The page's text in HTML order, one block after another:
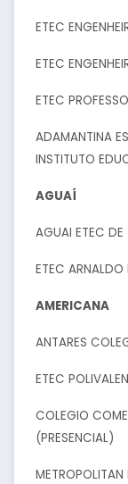
ETEC
ETEC
ETEC
ADAMANTINA
INSTITUTO
AGUAÍ
AGUAI ETEC DE
ETEC ARNALDO
AMERICANA
ANTARES
ETEC
COLEGIO
(PRESENCIAL)